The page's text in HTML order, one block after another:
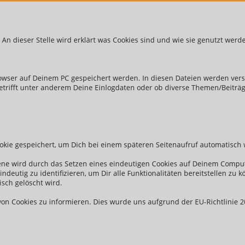
dieser Stelle wird erklärt was Cookies sind und wie sie genutzt
auf Deinem PC gespeichert werden. In diesen Dateien werden
unter anderem Deine Einlogdaten oder ob diverse Themen/
gespeichert, um Dich bei einem späteren Seitenaufruf
wird durch das Setzen eines eindeutigen Cookies auf Deinem
zu identifizieren, um Dir alle Funktionalitäten bereitstellen zu
gelöscht wird.
Cookies zu informieren. Dies wurde uns aufgrund der EU-Richtlinie